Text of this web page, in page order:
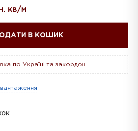
кв/м
В КОШИК
по Україні та закордон